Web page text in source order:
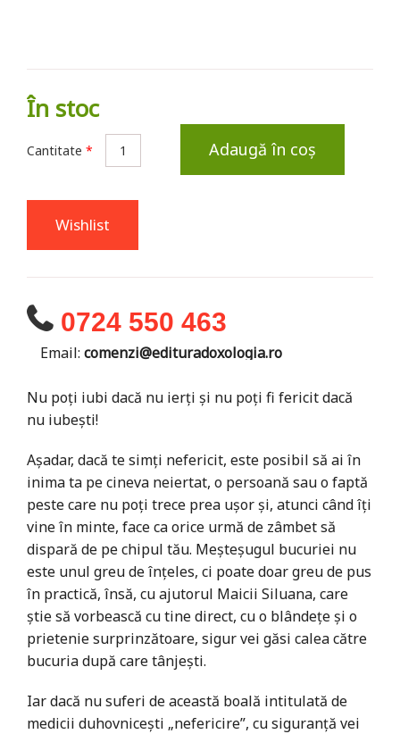
În stoc
Cantitate * Adaugă în coș
Wishlist
0724 550 463
Email: comenzi@edituradoxologia.ro
Nu poți iubi dacă nu ierți și nu poți fi fericit dacă
nu iubești!
Așadar, dacă te simți nefericit, este posibil să ai în
inima ta pe cineva neiertat, o persoană sau o faptă
peste care nu poți trece prea ușor și, atunci când îți
vine în minte, face ca orice urmă de zâmbet să
dispară de pe chipul tău. Meșteșugul bucuriei nu
este unul greu de înțeles, ci poate doar greu de pus
în practică, însă, cu ajutorul Maicii Siluana, care
știe să vorbească cu tine direct, cu o blândețe și o
prietenie surprinzătoare, sigur vei găsi calea către
bucuria după care tânjești.
Iar dacă nu suferi de această boală intitulată de
medicii duhovnicești „nefericire”, cu siguranță vei